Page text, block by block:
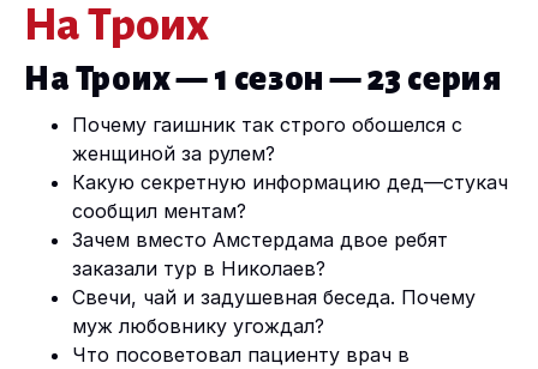
На Троих
На Троих — 1 сезон — 23 серия
Почему гаишник так строго обошелся с
женщиной за рулем?
Какую секретную информацию дед—стукач
сообщил ментам?
Зачем вместо Амстердама двое ребят
заказали тур в Николаев?
Свечи, чай и задушевная беседа. Почему
муж любовнику угождал?
Что посоветовал пациенту врач в